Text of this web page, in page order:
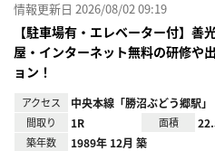
情報更新日 2026/08/02 09:19
【駐車場有・エレベーター付】
屋・インターネット無料の研修や
ョン！
アクセス 中央本線「勝沼ぶどう郷駅」
間取り 1R 面積
築年数 1989年 12月 築